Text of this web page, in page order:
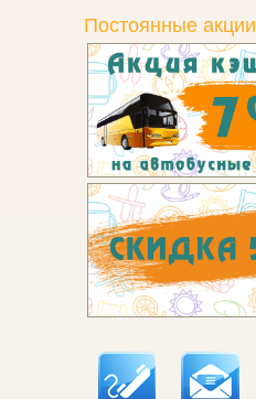
Постоянные акции